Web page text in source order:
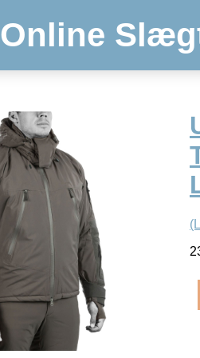
Online